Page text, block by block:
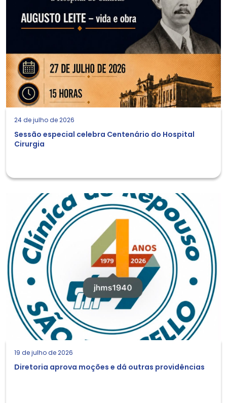
24 de julho de 2026
Sessão especial celebra Centenário do Hospital
Cirurgia
19 de julho de 2026
Diretoria aprova moções e dá outras providências